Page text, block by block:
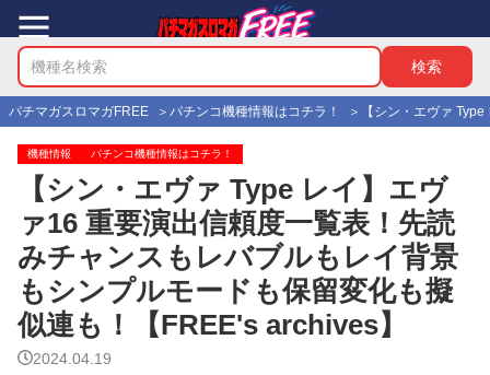
パチマガスロマガFREE パチンコ機種情報はコチラ！ 【シン・エヴァ
機種情報 パチンコ機種情報はコチラ！
【シン・エヴァ Type レイ】エヴ
ァ16 重要演出信頼度一覧表！先読
みチャンスもレバブルもレイ背景
もシンプルモードも保留変化も擬
似連も！【FREE's archives】
2024.04.19